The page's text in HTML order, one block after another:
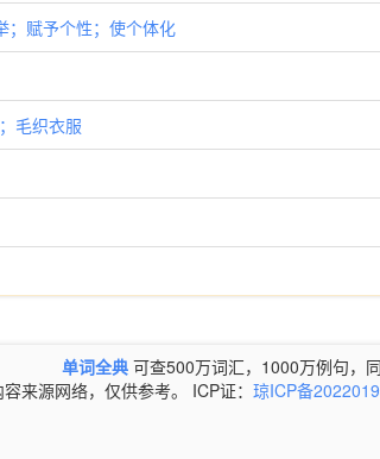
赋予个性；使个体化
毛织衣服
单词全典 可查500万词汇，1000万例句，
来源网络，仅供参考。 ICP证： 琼ICP备